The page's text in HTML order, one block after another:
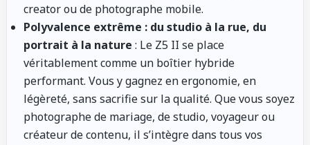
creator ou de photographe mobile.
Polyvalence extrême : du studio à la rue, du
portrait à la nature : Le Z5 II se place
véritablement comme un boîtier hybride
performant. Vous y gagnez en ergonomie, en
légèreté, sans sacrifie sur la qualité. Que vous soyez
photographe de mariage, de studio, voyageur ou
créateur de contenu, il s’intègre dans tous vos